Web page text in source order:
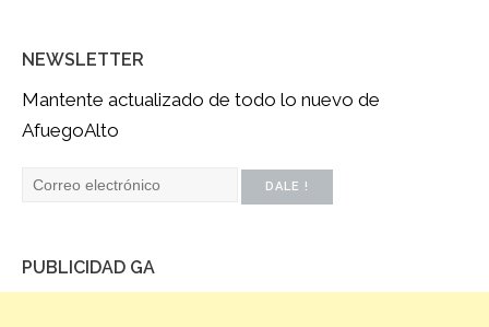
NEWSLETTER
Mantente actualizado de todo lo nuevo de
AfuegoAlto
PUBLICIDAD GA